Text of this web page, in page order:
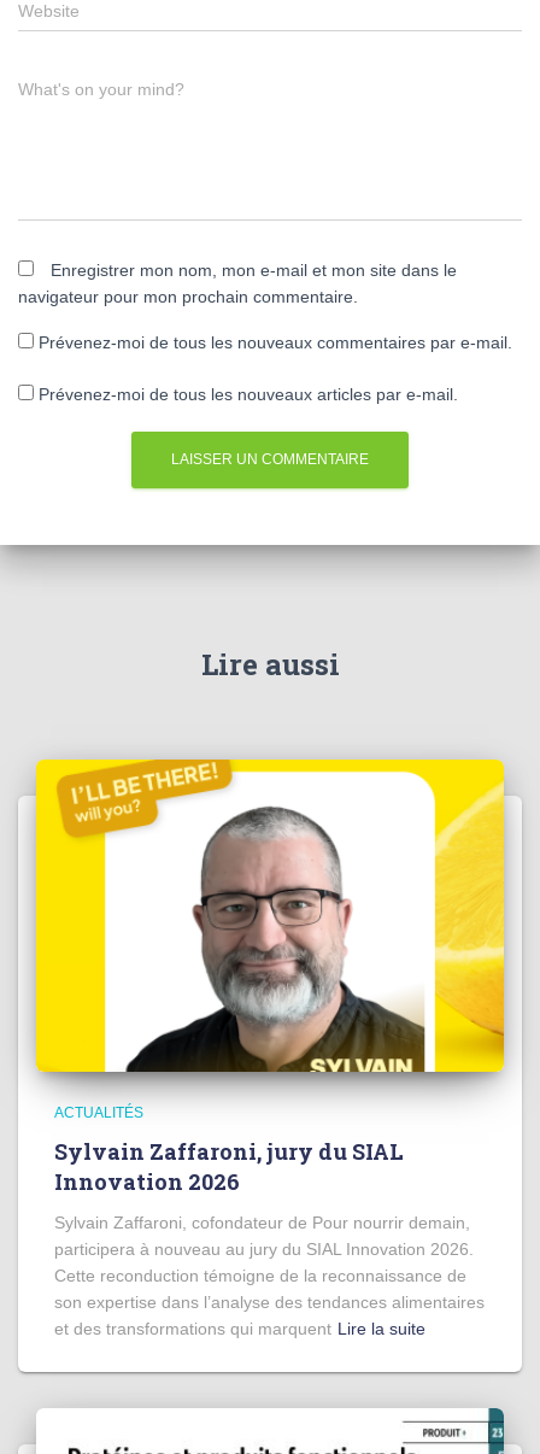
Website
What's on your mind?
Enregistrer mon nom, mon e-mail et mon site dans le
navigateur pour mon prochain commentaire.
Prévenez-moi de tous les nouveaux commentaires par e-mail.
Prévenez-moi de tous les nouveaux articles par e-mail.
Lire aussi
ACTUALITÉS
Sylvain Zaffaroni, jury du SIAL
Innovation 2026
Sylvain Zaffaroni, cofondateur de Pour nourrir demain,
participera à nouveau au jury du SIAL Innovation 2026.
Cette reconduction témoigne de la reconnaissance de
son expertise dans l’analyse des tendances alimentaires
et des transformations qui marquent Lire la suite